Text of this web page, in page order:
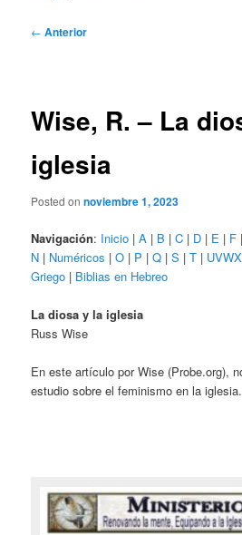
Navegación
← Anterior
Wise, R. – La
iglesia
Posted onnoviembre 1, 2023
Navigación: Inicio |A | B |C | D | E | F
N | Numéricos |O | P |Q |S |T |
Griego | Biblias en Hebreo
La diosa y la iglesia
Russ Wise
En este artículo por Wise (Probe.org),
estudio sobre el feminismo en la iglesia.